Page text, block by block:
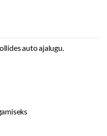
auto ajalugu.